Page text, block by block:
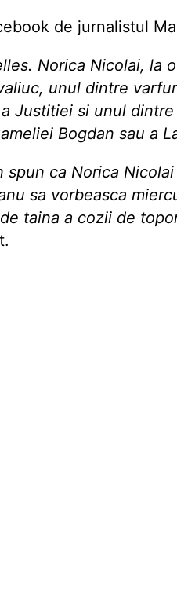
de jurnalistul
Norica Nicolai, la
unul dintre
Justitiei si unul
Bogdan sau a
ca Norica
sa vorbeasca
taina a cozii de